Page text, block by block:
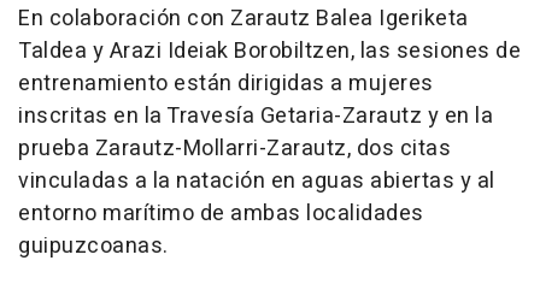
En colaboración con Zarautz Balea Igeriketa
Taldea y Arazi Ideiak Borobiltzen, las sesiones de
entrenamiento están dirigidas a mujeres
inscritas en la Travesía Getaria-Zarautz y en la
prueba Zarautz-Mollarri-Zarautz, dos citas
vinculadas a la natación en aguas abiertas y al
entorno marítimo de ambas localidades
guipuzcoanas.